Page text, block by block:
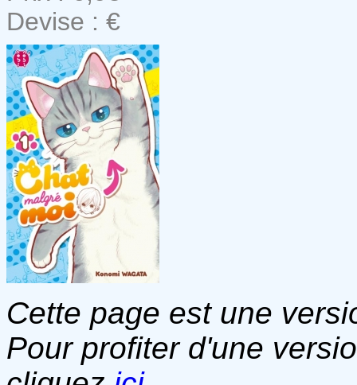
Devise : €
Cette page est une
Pour profiter d'une